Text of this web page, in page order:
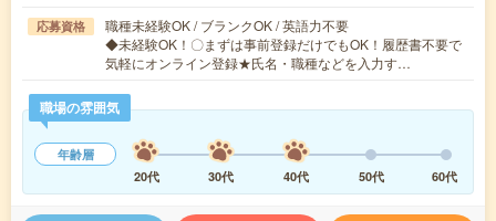
応募資格
職種未経験OK / ブランクOK / 英語力不要
◆未経験OK！〇まずは事前登録だけでもOK！履歴書不要で
気軽にオンライン登録★氏名・職種などを入力す…
職場の雰囲気
年齢層
20代
30代 40代 50代 60代